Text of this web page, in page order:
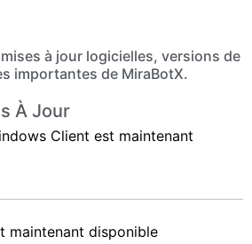
à jour logicielles, versions de
importantes de MiraBotX.
À Jour
Client est maintenant
maintenant disponible
PagePage